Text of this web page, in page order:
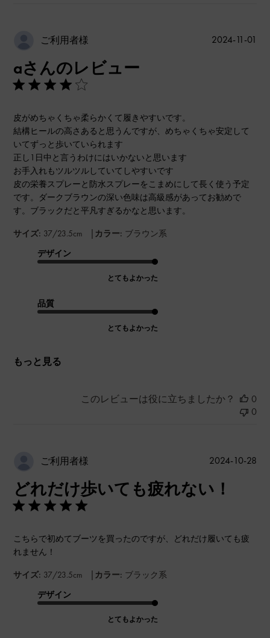
ご利用者様
aさんのレビュー
皮がめちゃくちゃ柔らかくて履きやすいです。
結構ヒールの高さあると思うんですが、めちゃくちゃ安定して
いてずっと歩いていられます
正し1日中と言うわけにはいかないと思います
お手入れもツルツルしていてしやすいです
皮の栄養スプレーと防水スプレーをこまめにして長く使う予定
です。ダークブラウンの深い色味は高級感があってお勧めで
す。ブラックだと平凡すぎるかなと思います。
サイズ: 37/23.5cm | カラー: ブラウン系
デザイン
とてもよかった
品質
とてもよかった
もっと見る
2024-11-01
このレビューは役に立ちましたか？
0
0
ご利用者様
どれだけ歩いても疲れない！
こちらで初めてブーツを買ったのですが、どれだけ履いても疲
れません！
サイズ: 37/23.5cm | カラー: ブラック系
デザイン
とてもよかった
公
2024-10-28